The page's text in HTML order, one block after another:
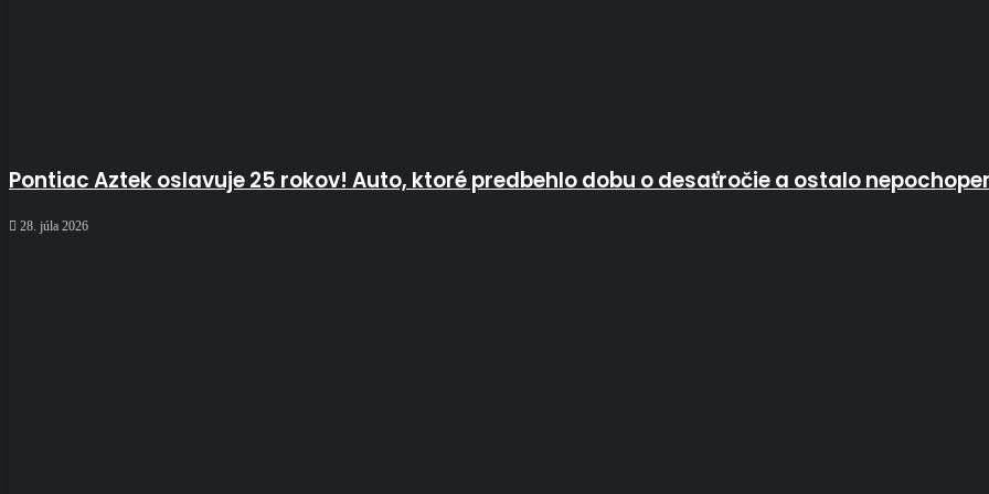
Pontiac Aztek oslavuje 25 rokov! Auto, ktoré predbehlo dobu o desaťročie a ostalo
28. júla 2026